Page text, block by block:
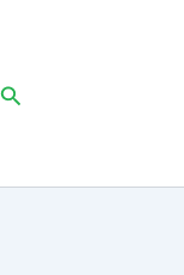
Rechercher